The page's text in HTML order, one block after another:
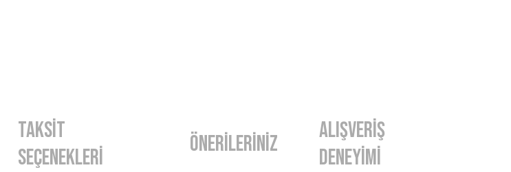
Taksit
Seçenekleri
Önerileriniz
Alışveriş
Deneyimi